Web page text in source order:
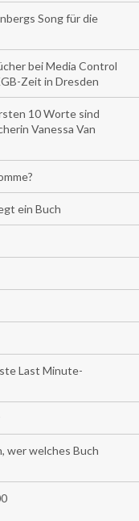
Song für die
bei Media Control
Zeit in Dresden
10 Worte sind
Vanessa Van
ein Buch
Last Minute-
wer welches Buch